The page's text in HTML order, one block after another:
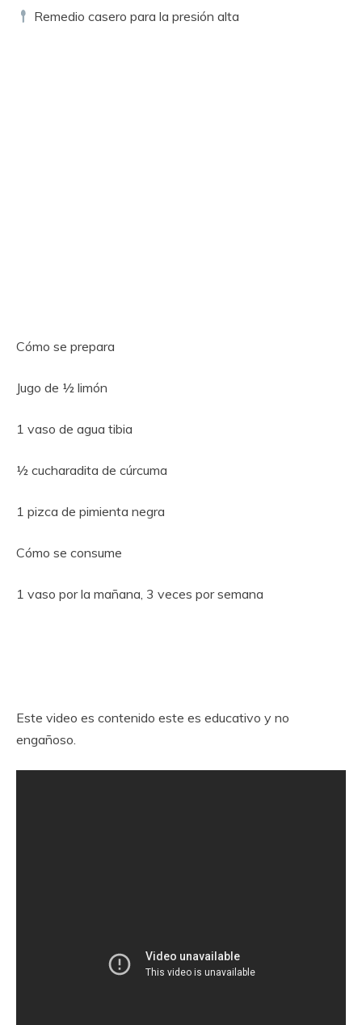
Remedio casero para la presión alta
Cómo se prepara
Jugo de ½ limón
1 vaso de agua tibia
½ cucharadita de cúrcuma
1 pizca de pimienta negra
Cómo se consume
1 vaso por la mañana, 3 veces por semana
Este video es contenido este es educativo y no
engañoso.